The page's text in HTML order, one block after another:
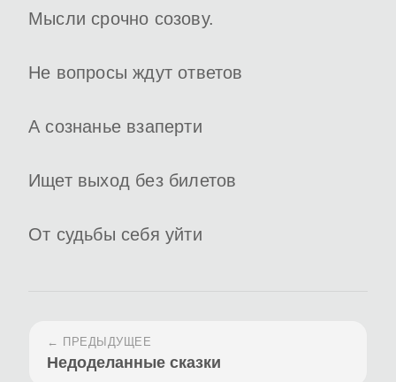
Мысли срочно созову.
Не вопросы ждут ответов
А сознанье взаперти
Ищет выход без билетов
От судьбы себя уйти
← ПРЕДЫДУЩЕЕ
Недоделанные сказки